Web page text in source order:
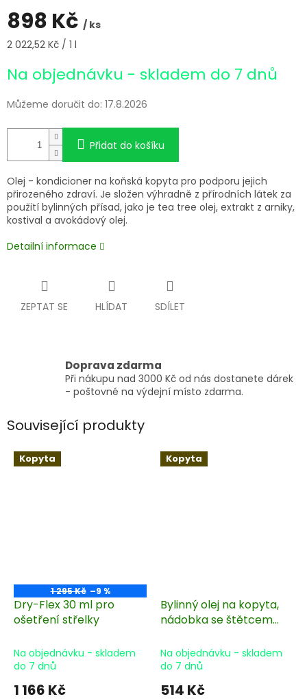
898 Kč / ks
Měrná
2 022,52 Kč / 1 l
Na objednávku - skladem do 7 dnů
Můžeme doručit do: 17.8.2026
Přidat do košíku
Olej - kondicioner na koňská kopyta pro podporu jejich
přirozeného zdraví. Je složen výhradně z přírodních látek za
použití bylinných přísad, jako je tea tree olej, extrakt z arniky,
kostival a avokádový olej.
Detailní informace
ZEPTAT SE HLÍDAT SDÍLET
Doprava zdarma
Při nákupu nad 3000 Kč od nás dostanete dárek
- poštovné na výdejní místo zdarma.
Související produkty
Kopyta
1 295 Kč –9 %
Dry-Flex 30 ml pro
ošetření střelky
Na objednávku - skladem
do 7 dnů
1 166 Kč
Kopyta
Bylinný olej na kopyta,
nádobka se štětcem
Na objednávku - skladem
do 7 dnů
514 Kč